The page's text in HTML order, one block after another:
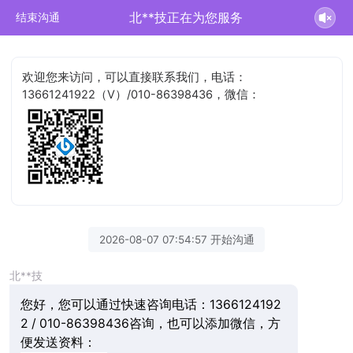
结束沟通 北**技正在为您服务
欢迎您来访问，可以直接联系我们，电话：
13661241922（V）/010-86398436，微信：
2026-08-07 07:54:57 开始沟通
北**技
您好，您可以通过快速咨询电话：1366124192
2 / 010-86398436咨询，也可以添加微信，方
便发送资料：